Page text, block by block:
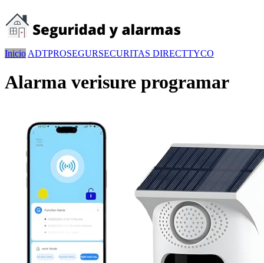
Inicio ADTPROSEGURSECURITAS DIRECTTYCO
Alarma verisure programar